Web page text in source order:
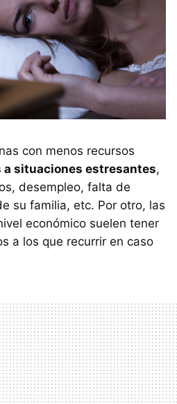
con menos recursos
a situaciones estresantes,
desempleo, falta de
su familia, etc. Por otro, las
económico suelen tener
a los que recurrir en caso